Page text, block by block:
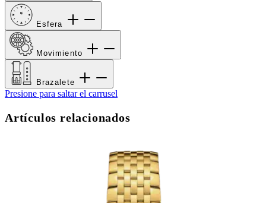
Esfera
Movimiento
Brazalete
Presione para saltar el carrusel
Artículos relacionados